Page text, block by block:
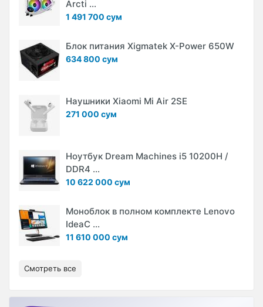
Arcti ...
1 491 700 сум
Блок питания Xigmatek X-Power 650W
634 800 сум
Наушники Xiaomi Mi Air 2SE
271 000 сум
Ноутбук Dream Machines i5 10200H /
DDR4 ...
10 622 000 сум
Моноблок в полном комплекте Lenovo
IdeaC ...
11 610 000 сум
Смотреть все